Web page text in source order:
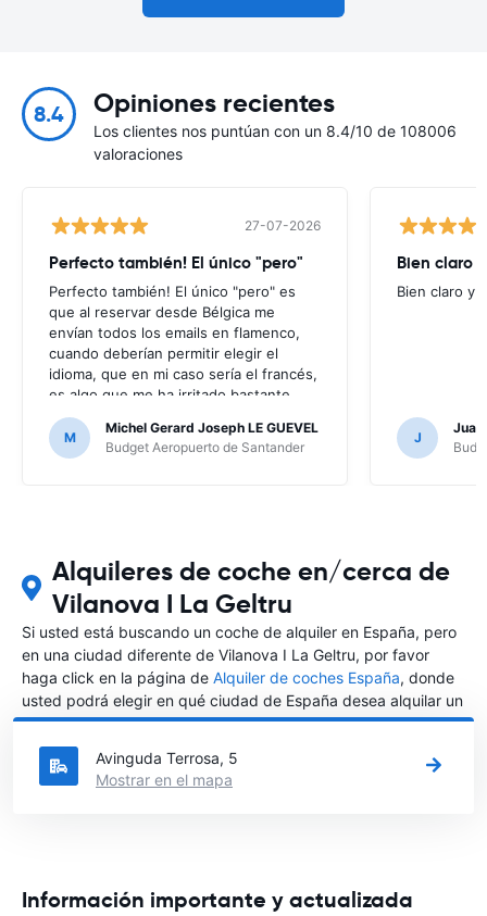
8.4 Opiniones recientes
Los clientes nos puntúan con un 8.4/10 de 108006
valoraciones
27-07-2026
Perfecto también! El único "pero"
Perfecto también! El único "pero" es
que al reservar desde Bélgica me
envían todos los emails en flamenco,
cuando deberían permitir elegir el
idioma, que en mi caso sería el francés,
es algo que me ha irritado bastante
puesto que no entendía nada de los
mensajes que me enviaban; por suerte
no ha hecho falta, al no haber ningún
M
Michel Gerard Joseph LE GUEVEL
Budget Aeropuerto de Santander
Bien claro
Bien claro y
J
Juan
Alquileres de coche en/cerca de
Vilanova I La Geltru
Si usted está buscando un coche de alquiler en España, pero
en una ciudad diferente de Vilanova I La Geltru, por favor
haga click en la página de Alquiler de coches España, donde
usted podrá elegir en qué ciudad de España desea alquilar un
coche.
Avinguda Terrosa, 5
Mostrar en el mapa
Información importante y actualizada